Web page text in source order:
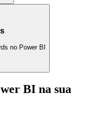
no Power BI
BI na sua